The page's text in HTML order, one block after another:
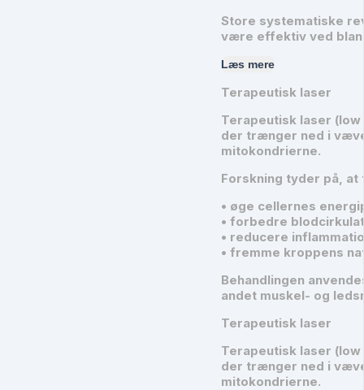
Store systematiske
være effektiv ved
Læs mere
Terapeutisk laser
Terapeutisk laser
der trænger ned i
mitokondrierne.
Forskning tyder på,
• øge cellernes
• forbedre
• reducere
• fremme kroppens
Behandlingen
andet muskel- og
Terapeutisk laser
Terapeutisk laser
der trænger ned i
mitokondrierne.